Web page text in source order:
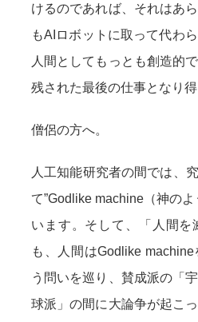
けるのであれば、それはあ
もAIロボットに取って代わ
人間としてもっとも創造的
残された最後の仕事となり得
僧侶の方へ。
人工知能研究者の間では、
て”Godlike machine（神の
います。そして、「人間を
も、人間はGodlike
う問いを巡り、賛成派の「
球派」の間に大論争が起こ